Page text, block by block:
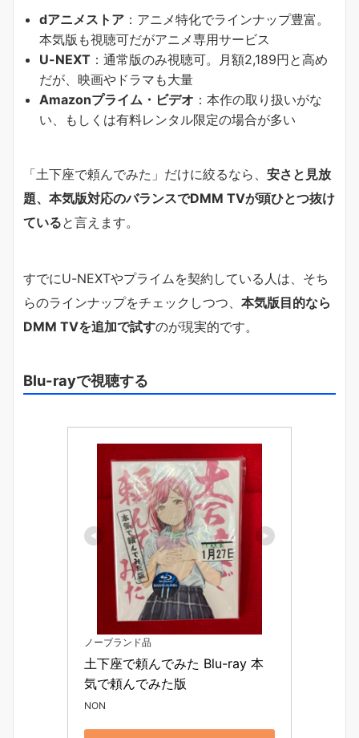
dアニメストア ：アニメ特化でラインナップ豊富。
本気版も視聴可だがアニメ専用サービス
U-NEXT ：通常版のみ視聴可。月額2,189円と高め
だが、映画やドラマも大量
Amazonプライム・ビデオ ：本作の取り扱いがな
い、もしくは有料レンタル限定の場合が多い
「土下座で頼んでみた」だけに絞るなら、 安さと見放
題、本気版対応のバランスでDMM TVが頭ひとつ抜け
ていると言えます。
すでにU-NEXTやプライムを契約している人は、そち
らのラインナップをチェックしつつ、 本気版目的なら
DMM TVを追加で試すのが現実的です。
Blu-rayで視聴する
ノーブランド品
土下座で頼んでみた Blu-ray 本
気で頼んでみた版
NON